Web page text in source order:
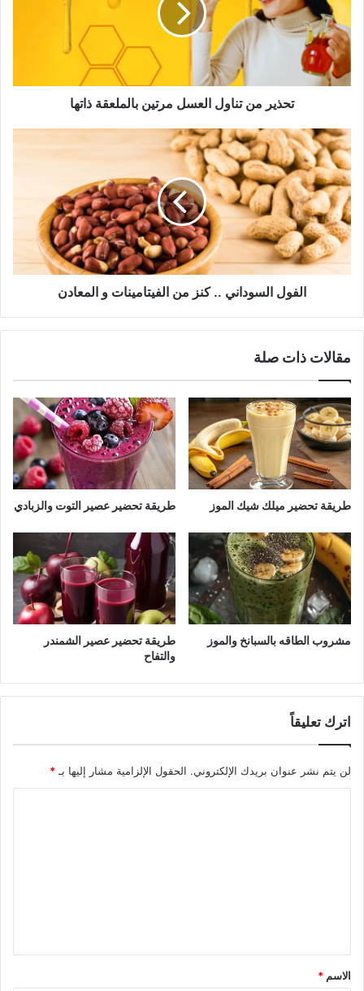
مرتين
بالملعقة
ذاتها
تحذير من تناول العسل مرتين بالملعقة ذاتها
الفول
السوداني
..
كنز
من
الفيتامينات
و
المعادن
الفول السوداني .. كنز من الفيتامينات و المعادن
مقالات ذات صلة
طريقة تحضير ميلك شيك الموز طريقة تحضير عصير التوت والزبادي
مشروب الطاقه بالسبانخ والموز
طريقة تحضير عصير الشمندر
والتفاح
اترك تعليقاً
لن يتم نشر عنوان بريدك الإلكتروني. الحقول الإلزامية مشار إليها بـ *
*
الاسم *